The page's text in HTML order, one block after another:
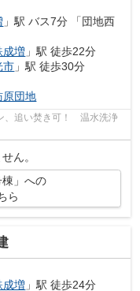
」駅 バス7分 「団地西
成増 」駅 徒歩22分
市 」駅 徒歩30分
原団地
、追い焚き可！ 温水洗浄
ん。
棟」への
ら
成増 」駅 徒歩24分